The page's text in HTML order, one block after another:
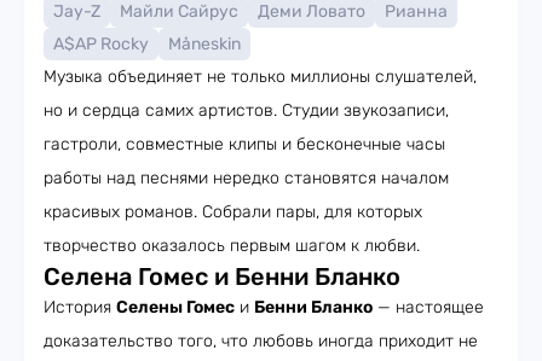
Jay-Z
Майли Сайрус Деми Ловато
Рианна
A$AP Rocky
Måneskin
Музыка объединяет не только миллионы слушателей,
но и сердца самих артистов. Студии звукозаписи,
гастроли, совместные клипы и бесконечные часы
работы над песнями нередко становятся началом
красивых романов. Собрали пары, для которых
творчество оказалось первым шагом к любви.
Селена Гомес и Бенни Бланко
История Селены Гомес и Бенни Бланко — настоящее
доказательство того, что любовь иногда приходит не